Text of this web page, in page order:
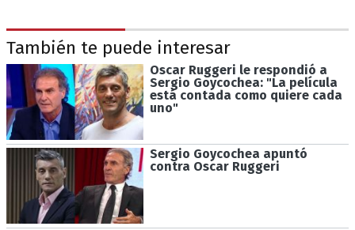
También te puede interesar
Oscar Ruggeri le respondió a
Sergio Goycochea: "La película
está contada como quiere cada
uno"
Sergio Goycochea apuntó
contra Oscar Ruggeri